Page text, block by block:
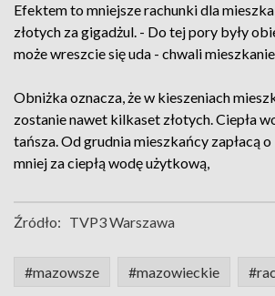
Efektem to mniejsze rachunki dla
złotych za gigadżul. - Do tej pory były
może wreszcie się uda - chwali
Obniżka oznacza, że w kieszeniach
zostanie nawet kilkaset złotych. Ciepła
tańsza. Od grudnia mieszkańcy zapłacą
mniej za ciepłą wodę użytkową,
Źródło: TVP3 Warszawa
#mazowsze #mazowieckie